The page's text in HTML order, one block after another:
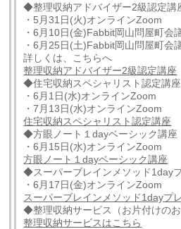
◆整理収納アドバイザー2級認定講
・5月31日(火)オンラインZoom
・6月10日(金)Fabbit岡山問屋町会
・6月25日(土)Fabbit岡山問屋町会
詳しくは、こちらへ
整理収納アドバイザー2級認定講座
◆住宅収納スペシャリスト認定講座
・6月1日(水)オンラインZoom
・7月13日(水)オンラインZoom
住宅収納スペシャリスト認定講座
◆方眼ノート１dayベーシック講座
・6月15日(水)オンラインZoom
方眼ノート１dayベーシック講座
◆スーパーブレインメソッド1day
・6月17日(金)オンラインZoom
スーパーブレインメソッド1dayプ
◆整理収納サービス（お片付けのお
整理収納サービスはこちら